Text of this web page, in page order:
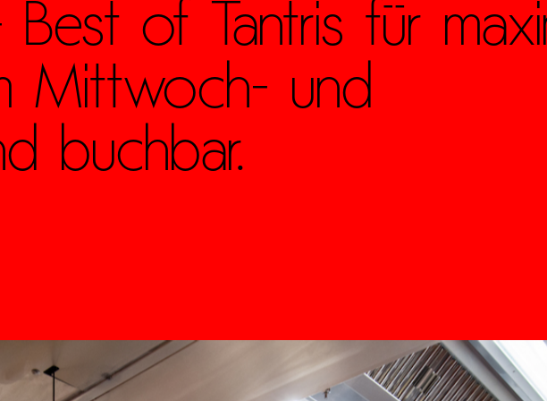
Best of Tantris für
Mittwoch- und
buchbar.